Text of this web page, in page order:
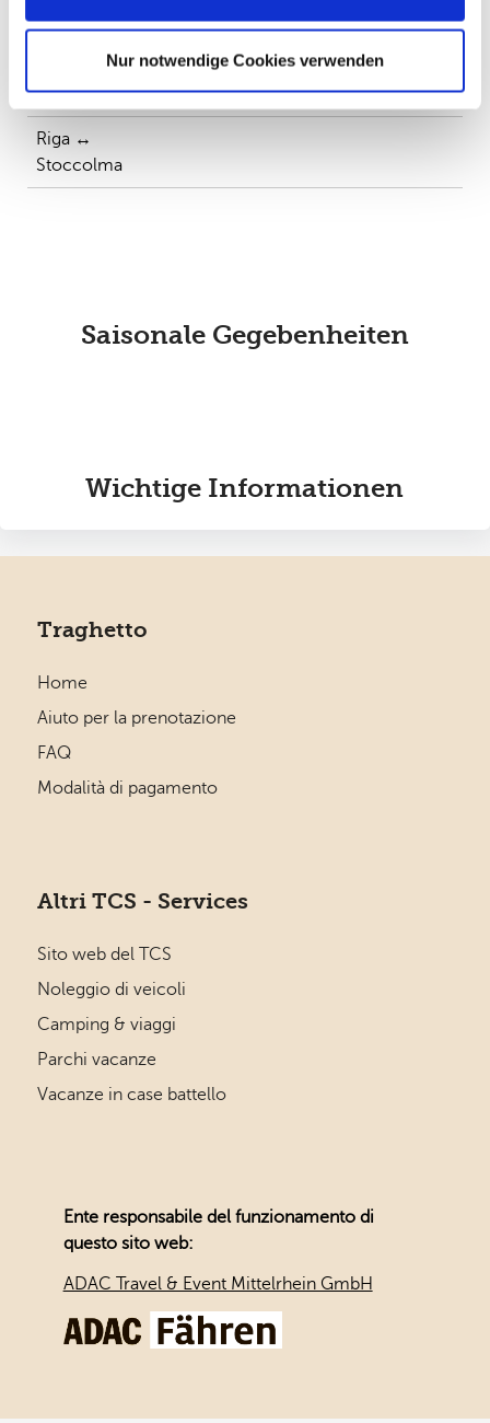
Nur notwendige Cookies verwenden
Helsinki
Liepaja ↔
Travemünde
Ventspils ↔
Nynäshamn
Riga ↔
Mariehamn
Riga ↔
Stoccolma
Saisonale Gegebenheiten
Wichtige Informationen
Traghetto
Home
Aiuto per la prenotazione
FAQ
Modalità di pagamento
Altri TCS - Services
Sito web del TCS
Noleggio di veicoli
Camping & viaggi
Parchi vacanze
Vacanze in case battello
Ente responsabile del funzionamento di
questo sito web:
ADAC Travel & Event Mittelrhein GmbH